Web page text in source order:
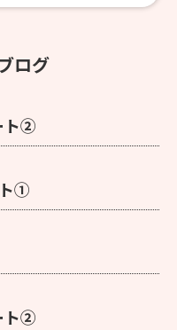
ログ
ト②
①
ト②